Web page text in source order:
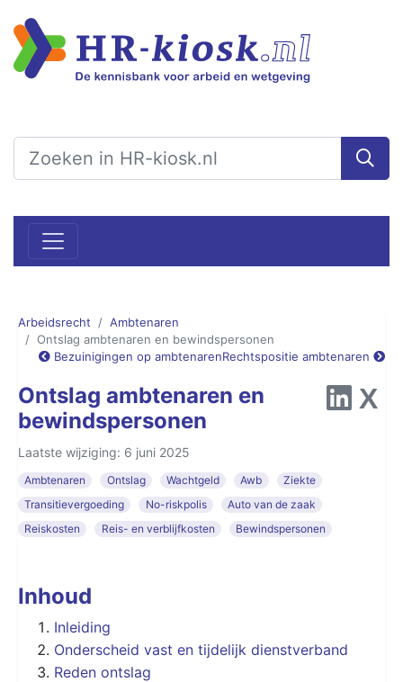
Arbeidsrecht
Ambtenaren
Ontslag ambtenaren en bewindspersonen
Bezuinigingen op ambtenarenRechtspositie ambtenaren
Ontslag ambtenaren en
bewindspersonen
Laatste wijziging: 6 juni 2025
Ambtenaren Ontslag Wachtgeld Awb
Ziekte
Transitievergoeding
No-riskpolis
Auto van de zaak
Reiskosten
Reis- en verblijfkosten Bewindspersonen
Inhoud
Inleiding
Onderscheid vast en tijdelijk dienstverband
Reden ontslag